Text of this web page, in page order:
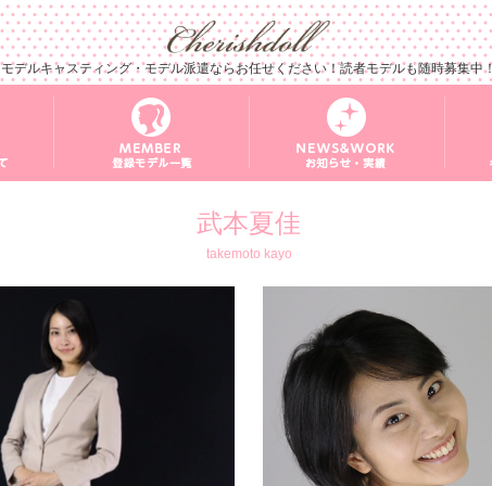
モデルキャスティング・モデル派遣ならお任せください！読者モデルも随時募集中
武本夏佳
takemoto kayo